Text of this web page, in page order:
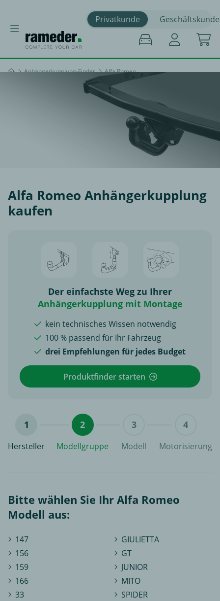
Privatkunde Geschäftskunde
Anhängerkupplung-Finder Alfa Romeo
Alfa Romeo Anhängerkupplung
kaufen
Der einfachste Weg zu Ihrer
Anhängerkupplung mit Montage
kein technisches Wissen notwendig
100 % passend für Ihr Fahrzeug
drei Empfehlungen für jedes Budget
Produktfinder starten
Hersteller Modellgruppe Modell Motorisierung
Bitte wählen Sie Ihr Alfa Romeo
Modell aus:
147
156
159
166
33
GIULIETTA
GT
JUNIOR
MITO
SPIDER